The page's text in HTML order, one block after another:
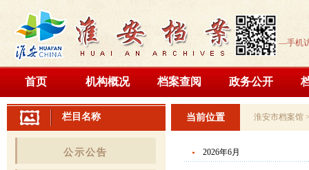
—手机
首页 机构概况 档案查阅 政务公开
栏目名称
公示公告
当前位置 淮安市档案馆
2026年6月